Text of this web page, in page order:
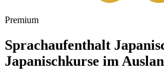
Premium
Sprachaufenthalt
Japanischkurse im